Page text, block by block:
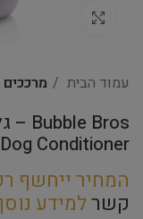
to enlarge
עמוד הבית מרככים
Dog Conditioner
המחיר ייחשף
קשרלמידע